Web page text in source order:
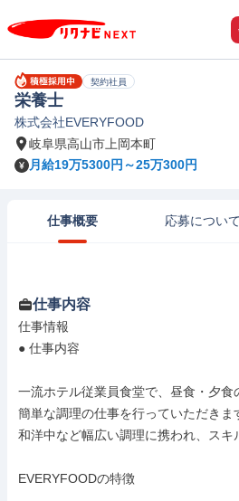
契約社員
栄養士
株式会社EVERYFOOD
岐阜県高山市上岡本町
月給19万5300円～25万300円
仕事概要 応募について
仕事内容
仕事情報
● 仕事内容
一流ホテル従業員食堂で、昼食・夕食
簡単な調理の仕事を行っていただきま
和洋中など幅広い調理に携われ、スキ
EVERYFOODの特徴